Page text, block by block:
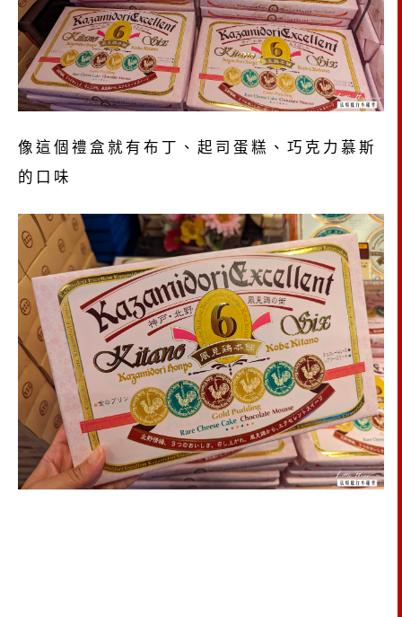
像這個禮盒就有布丁、起司蛋糕、巧克力慕斯
的口味